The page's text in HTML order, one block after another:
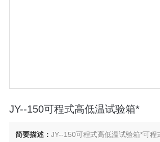
JY--150可程式高低温试验箱*
简要描述： JY--150可程式高低温试验箱*可程